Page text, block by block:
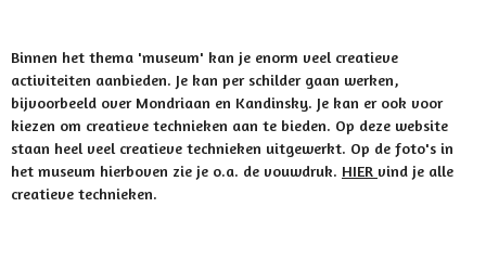
Binnen het thema 'museum' kan je enorm veel creatieve
activiteiten aanbieden. Je kan per schilder gaan werken,
bijvoorbeeld over Mondriaan en Kandinsky. Je kan er ook voor
kiezen om creatieve technieken aan te bieden. Op deze website
staan heel veel creatieve technieken uitgewerkt. Op de foto's in
het museum hierboven zie je o.a. de vouwdruk. HIER vind je alle
creatieve technieken.